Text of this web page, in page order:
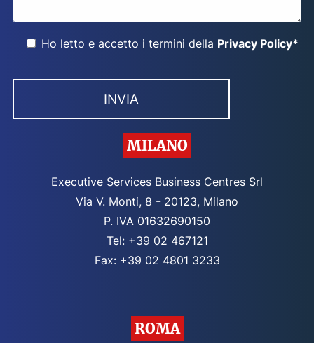
Ho letto e accetto i termini della Privacy Policy*
MILANO
Executive Services Business Centres Srl
Via V. Monti, 8 - 20123, Milano
P. IVA 01632690150
Tel: +39 02 467121
Fax: +39 02 4801 3233
ROMA